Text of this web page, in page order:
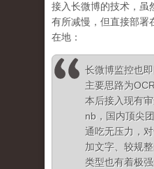
接入长微博的技术，虽
有所减慢，但直接部署
在地：
长微博监控也
主要思路为
本后接入现有
nb，国内顶尖
通吃无压力，
加文字、较规
类型也有着极